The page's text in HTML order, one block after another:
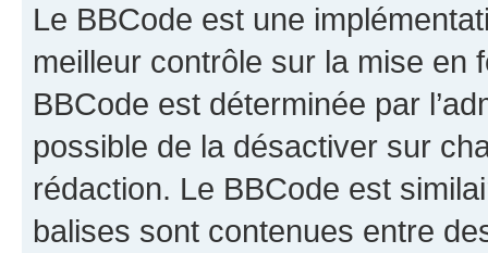
Le BBCode est une
meilleur contrôle sur la mise en
BBCode est déterminée par
possible de la désactiver sur
rédaction. Le BBCode est
balises sont contenues entre